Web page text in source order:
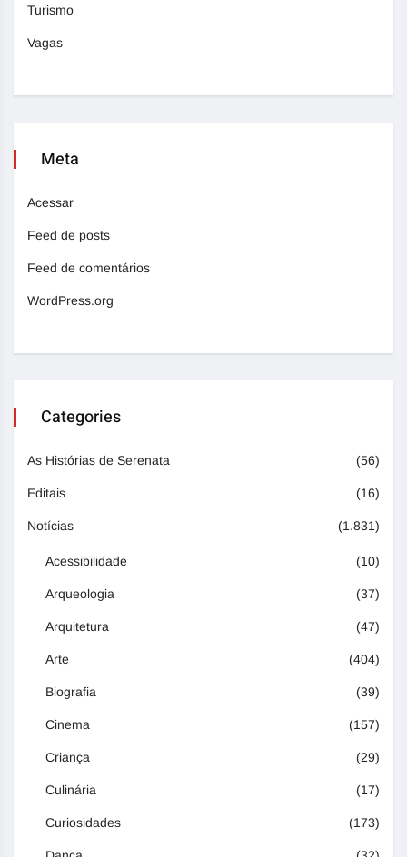
Turismo
Vagas
Meta
Acessar
Feed de posts
Feed de comentários
WordPress.org
Categories
As Histórias de Serenata (56)
Editais (16)
Notícias (1.831)
Acessibilidade (10)
Arqueologia (37)
Arquitetura (47)
Arte (404)
Biografia (39)
Cinema (157)
Criança (29)
Culinária (17)
Curiosidades (173)